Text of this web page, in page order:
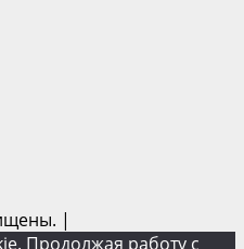
|
Продолжая работу с